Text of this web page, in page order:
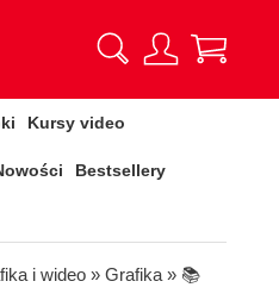
Kursy video
Bestsellery
i wideo » Grafika » 📚